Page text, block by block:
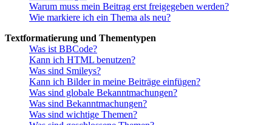
Warum muss mein Beitrag erst freigegeben werden?
Wie markiere ich ein Thema als neu?
Textformatierung und Thementypen
Was ist BBCode?
Kann ich HTML benutzen?
Was sind Smileys?
Kann ich Bilder in meine Beiträge einfügen?
Was sind globale Bekanntmachungen?
Was sind Bekanntmachungen?
Was sind wichtige Themen?